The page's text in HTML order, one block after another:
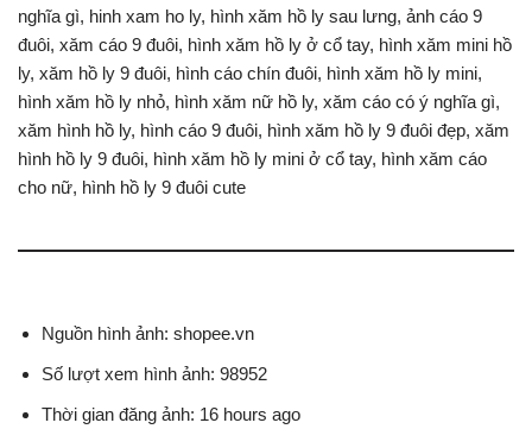
nghĩa gì, hinh xam ho ly, hình xăm hồ ly sau lưng, ảnh cáo 9
đuôi, xăm cáo 9 đuôi, hình xăm hồ ly ở cổ tay, hình xăm mini hồ
ly, xăm hồ ly 9 đuôi, hình cáo chín đuôi, hình xăm hồ ly mini,
hình xăm hồ ly nhỏ, hình xăm nữ hồ ly, xăm cáo có ý nghĩa gì,
xăm hình hồ ly, hình cáo 9 đuôi, hình xăm hồ ly 9 đuôi đẹp, xăm
hình hồ ly 9 đuôi, hình xăm hồ ly mini ở cổ tay, hình xăm cáo
cho nữ, hình hồ ly 9 đuôi cute
Nguồn hình ảnh: shopee.vn
Số lượt xem hình ảnh: 98952
Thời gian đăng ảnh: 16 hours ago